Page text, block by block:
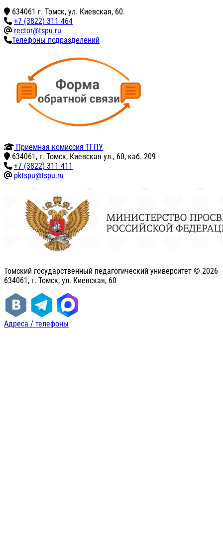
634061 г. Томск, ул. Киевская, 60.
+7 (3822) 311 464
rector@tspu.ru
Телефоны подразделений
Приемная комиссия ТГПУ
634061, г. Томск, Киевская ул., 60, каб. 209
+7 (3822) 311 411
pktspu@tspu.ru
Томский государственный педагогический университет © 2026
634061, г. Томск, ул. Киевская, 60
Адреса / телефоны